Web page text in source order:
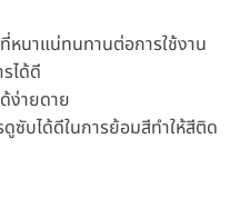
นาแน่ทนทานต่อการใช้งาน
ได้ดี
ง่ายดาย
ซับได้ดีในการย้อมสีทำให้สีติด